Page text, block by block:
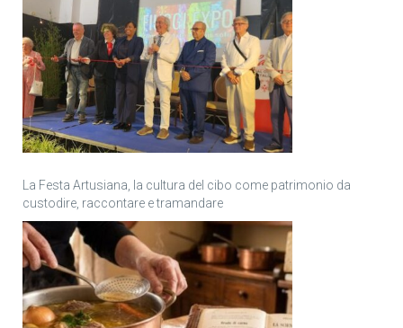
La Festa Artusiana, la cultura del cibo come patrimonio da
custodire, raccontare e tramandare